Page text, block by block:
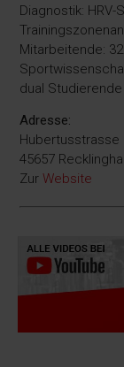
Diagnostik: HRV-
Mitarbeitende:
dual Studierende
Adresse:
Hubertusstrasse
45657
ZurWebsite